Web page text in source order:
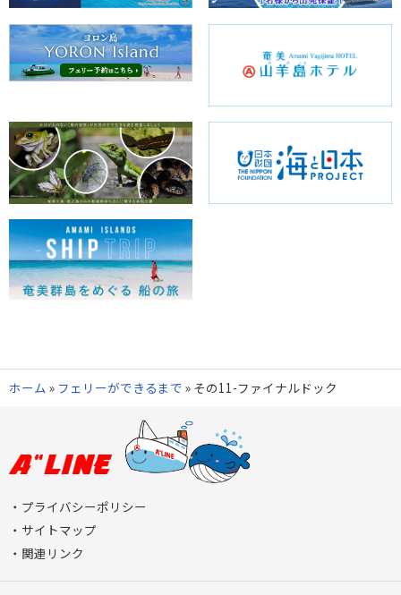
ホーム » フェリーができるまで » その11-ファイナルドック
プライバシーポリシー
サイトマップ
関連リンク